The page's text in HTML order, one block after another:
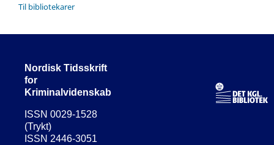
Til bibliotekarer
Nordisk Tidsskrift
for
Kriminalvidenskab
ISSN 0029-1528
(Trykt)
ISSN 2446-3051